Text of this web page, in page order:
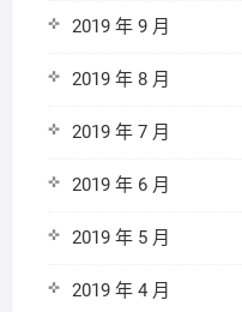
2019 年 9 月
2019 年 8 月
2019 年 7 月
2019 年 6 月
2019 年 5 月
2019 年 4 月